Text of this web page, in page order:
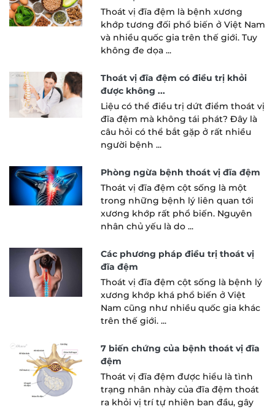
Thoát vị đĩa đệm là bệnh xương
khớp tương đối phổ biến ở Việt Nam
và nhiều quốc gia trên thế giới. Tuy
không đe dọa ...
Thoát vị đĩa đệm có điều trị khỏi
được không ...
Liệu có thể điều trị dứt điểm thoát vị
đĩa đệm mà không tái phát? Đây là
câu hỏi có thể bắt gặp ở rất nhiều
người bệnh ...
Phòng ngừa bệnh thoát vị đĩa đệm
Thoát vị đĩa đệm cột sống là một
trong những bệnh lý liên quan tới
xương khớp rất phổ biến. Nguyên
nhân chủ yếu là do ...
Các phương pháp điều trị thoát vị
đĩa đệm
Thoát vị đĩa đệm cột sống là bệnh lý
xương khớp khá phổ biến ở Việt
Nam cũng như nhiều quốc gia khác
trên thế giới. ...
7 biến chứng của bệnh thoát vị đĩa
đệm
Thoát vị đĩa đệm được hiểu là tình
trạng nhân nhày của đĩa đệm thoát
ra khỏi vị trí tự nhiên ban đầu, gây